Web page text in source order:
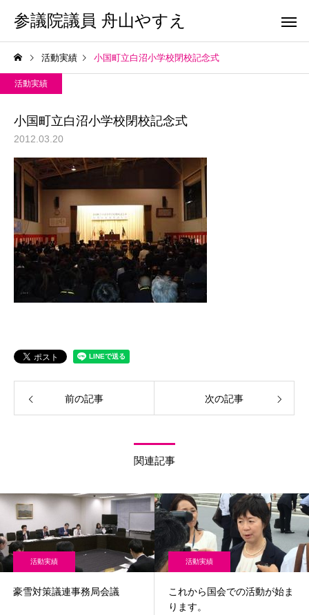
参議院議員 舟山やすえ
活動実績 小国町立白沼小学校閉校記念式
活動実績
小国町立白沼小学校閉校記念式
2012.03.20
前の記事 次の記事
関連記事
活動実績
豪雪対策議連事務局会議
活動実績
これから国会での活動が始ま
ります。